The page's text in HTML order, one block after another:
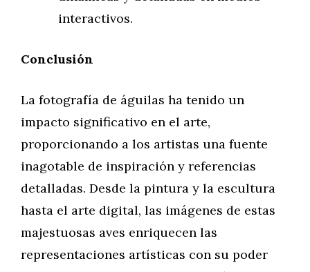
interactivos.
Conclusión
La fotografía de águilas ha tenido un
impacto significativo en el arte,
proporcionando a los artistas una fuente
inagotable de inspiración y referencias
detalladas. Desde la pintura y la escultura
hasta el arte digital, las imágenes de estas
majestuosas aves enriquecen las
representaciones artísticas con su poder